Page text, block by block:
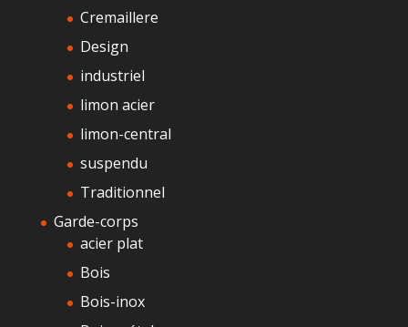
Cremaillere
Design
industriel
limon acier
limon-central
suspendu
Traditionnel
Garde-corps
acier plat
Bois
Bois-inox